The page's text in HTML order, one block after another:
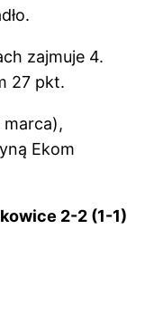
zajmuje 4.
27 pkt.
marca),
Ekom
2-2 (1-1)